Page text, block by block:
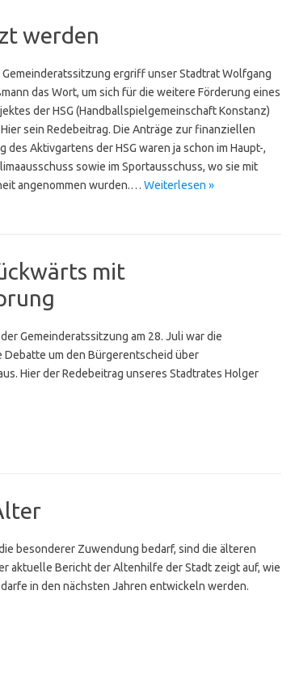
werden
ergriff unser Stadtrat Wolfgang
das Wort, um sich für die weitere Förderung eines
der HSG (Handballspielgemeinschaft Konstanz)
sein Redebeitrag. Die Anträge zur finanziellen
des Aktivgartens der HSG waren ja schon im Haupt-,
sowie im Sportausschuss, wo sie mit
angenommen wurden.… Weiterlesen »
mit
Gemeinderatssitzung am 28. Juli war die
Debatte um den Bürgerentscheid über
Hier der Redebeitrag unseres Stadtrates Holger
besonderer Zuwendung bedarf, sind die älteren
aktuelle Bericht der Altenhilfe der Stadt zeigt auf, wie
in den nächsten Jahren entwickeln werden.